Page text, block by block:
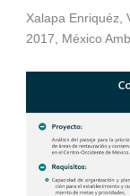
Xalapa Enriquéz,
2017, México